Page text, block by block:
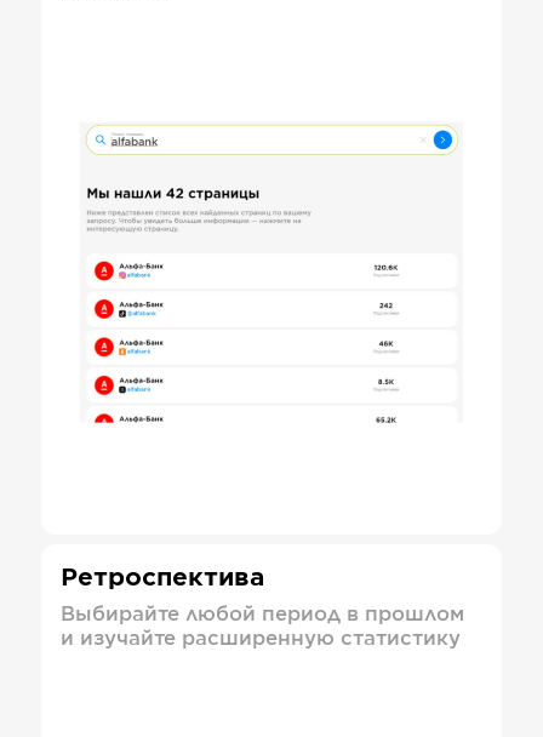
Ретроспектива
Выбирайте любой период в прошлом
и изучайте расширенную статистику